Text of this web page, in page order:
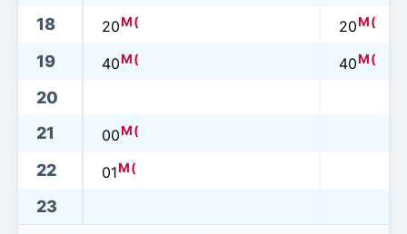
18 20M( 20M(
19 40M( 40M(
20
21
00M(
22 01M(
23